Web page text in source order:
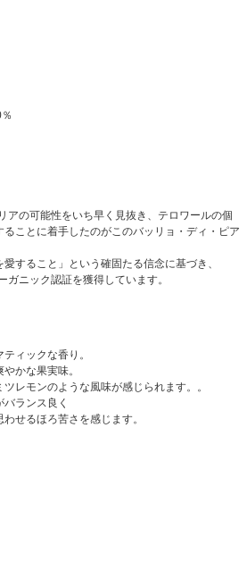
アの可能性をいち早く見抜き、テロワールの個
ことに着手したのがこのバッリョ・ディ・ピア
愛すること」という確固たる信念に基づき、
ニック認証を獲得しています。
ィックな香り。
かな果実味。
レモンのような風味が感じられます。。
ランス良く
せるほろ苦さを感じます。